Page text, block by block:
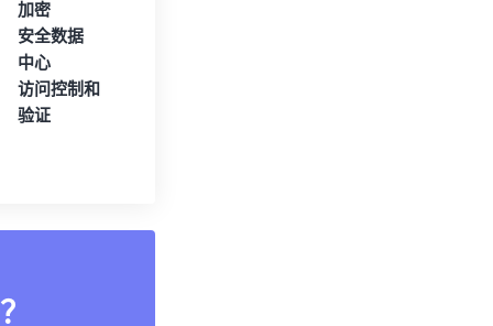
加密
安全数据
中心
访问控制和
验证